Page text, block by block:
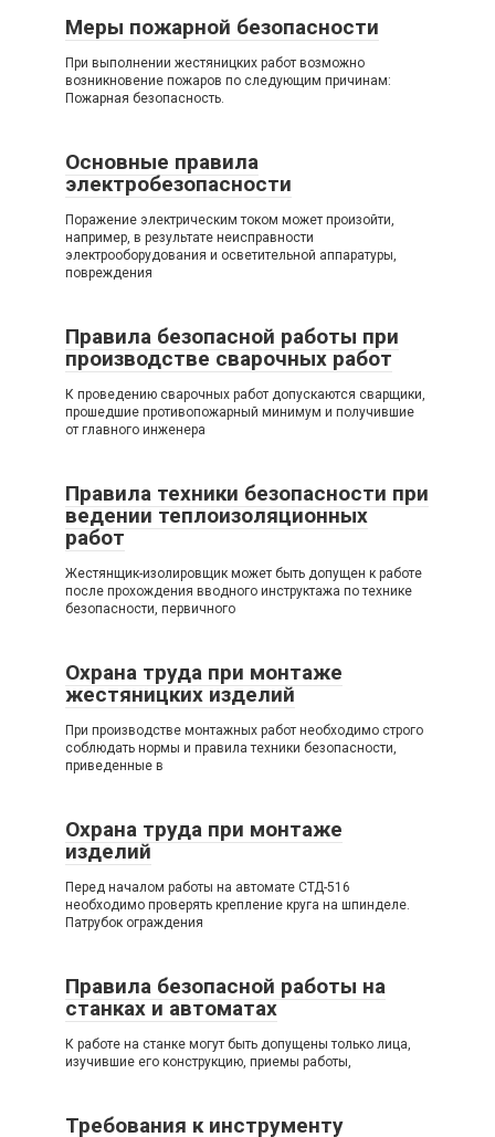
Меры пожарной безопасности
При выполнении жестяницких работ возможно
возникновение пожаров по следующим причинам:
Пожарная безопасность.
Основные правила
электробезопасности
Поражение электрическим током может произойти,
например, в результате неисправности
электрооборудования и осветительной аппаратуры,
повреждения
Правила безопасной работы при
производстве сварочных работ
К проведению сварочных работ допускаются сварщики,
прошедшие противопожарный минимум и получившие
от главного инженера
Правила техники безопасности при
ведении теплоизоляционных
работ
Жестянщик-изолировщик может быть допущен к работе
после прохождения вводного инструктажа по технике
безопасности, первичного
Охрана труда при монтаже
жестяницких изделий
При производстве монтажных работ необходимо строго
соблюдать нормы и правила техники безопасности,
приведенные в
Охрана труда при монтаже
изделий
Перед началом работы на автомате СТД-516
необходимо проверять крепление круга на шпинделе.
Патрубок ограждения
Правила безопасной работы на
станках и автоматах
К работе на станке могут быть допущены только лица,
изучившие его конструкцию, приемы работы,
Требования к инструменту